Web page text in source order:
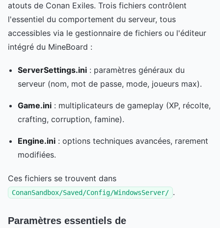
atouts de Conan Exiles. Trois fichiers contrôlent
l'essentiel du comportement du serveur, tous
accessibles via le gestionnaire de fichiers ou l'éditeur
intégré du MineBoard :
ServerSettings.ini : paramètres généraux du
serveur (nom, mot de passe, mode, joueurs max).
Game.ini : multiplicateurs de gameplay (XP, récolte,
crafting, corruption, famine).
Engine.ini : options techniques avancées, rarement
modifiées.
Ces fichiers se trouvent dans
ConanSandbox/Saved/Config/WindowsServer/ .
Paramètres essentiels de